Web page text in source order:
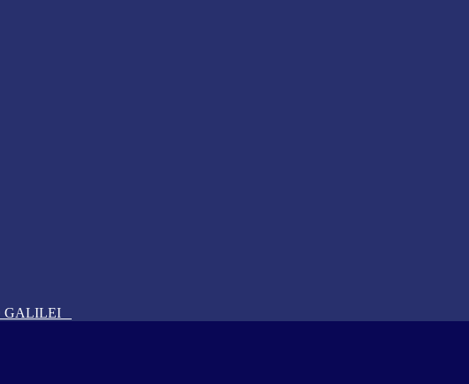
GALILEI